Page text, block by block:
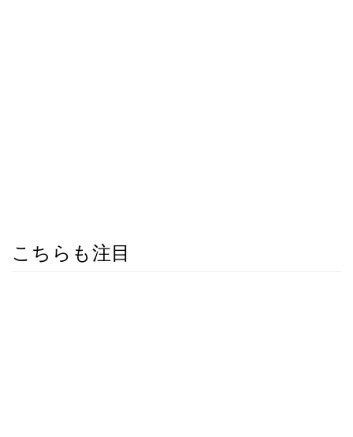
こちらも注目